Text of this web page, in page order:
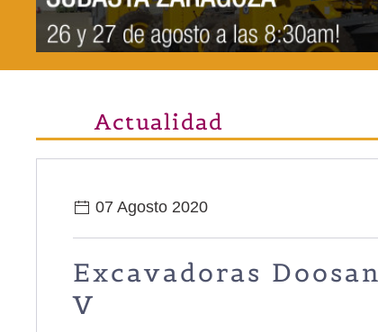
Actualidad
07 Agosto 2020
Excavadoras
V